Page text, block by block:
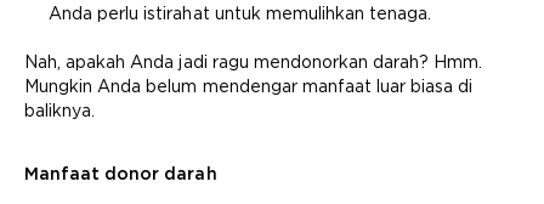
Anda perlu istirahat untuk memulihkan tenaga.
Nah, apakah Anda jadi ragu mendonorkan darah? Hmm.
Mungkin Anda belum mendengar manfaat luar biasa di
baliknya.
Manfaat donor darah